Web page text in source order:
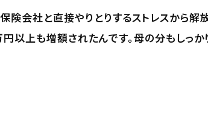
険会社と直接やりとりするストレスから解
以上も増額されたんです。母の分もしっか